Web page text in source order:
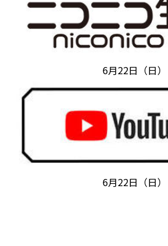
6月22日（日）
6月22日（日）